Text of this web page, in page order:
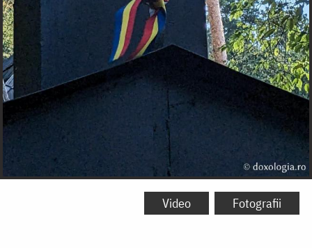
Video Fotografii